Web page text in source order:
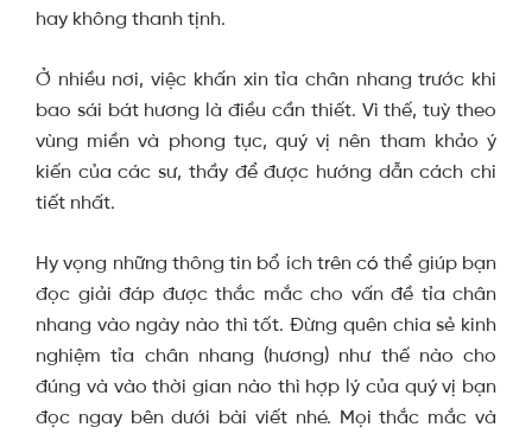
hay không thanh tịnh.
Ở nhiều nơi, việc khấn xin tỉa chân nhang trước khi
bao sái bát hương là điều cần thiết. Vì thế, tuỳ theo
vùng miền và phong tục, quý vị nên tham khảo ý
kiến của các sư, thầy để được hướng dẫn cách chi
tiết nhất.
Hy vọng những thông tin bổ ích trên có thể giúp bạn
đọc giải đáp được thắc mắc cho vấn đề tỉa chân
nhang vào ngày nào thì tốt.Đừng quên chia sẻ kinh
nghiệm tỉa chân nhang (hương) như thế nào cho
đúng và vào thời gian nào thì hợp lý của quý vị bạn
đọc ngay bên dưới bài viết nhé. Mọi thắc mắc và